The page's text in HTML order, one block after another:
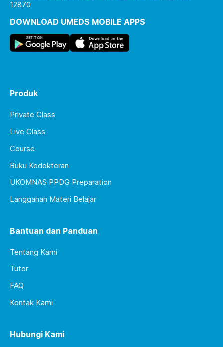
12870
DOWNLOAD UMEDS MOBILE APPS
Produk
Private Class
Live Class
Course
Buku Kedokteran
UKOMNAS PPDG Preparation
Langganan Materi Belajar
Bantuan dan Panduan
Tentang Kami
Tutor
FAQ
Kontak Kami
Hubungi Kami